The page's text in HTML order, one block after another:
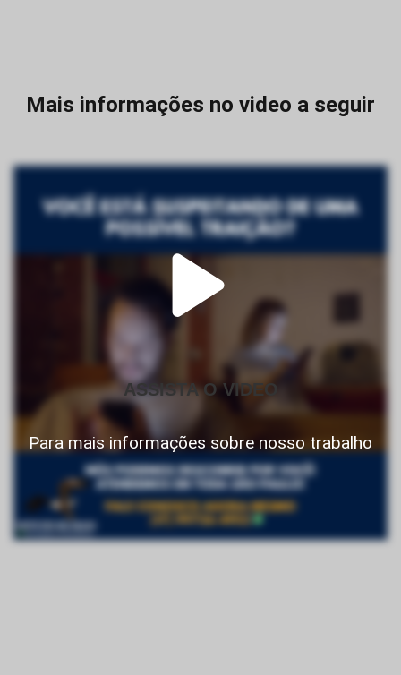
Mais informações no video a seguir
ASSISTA O VIDEO
Para mais informações sobre nosso trabalho